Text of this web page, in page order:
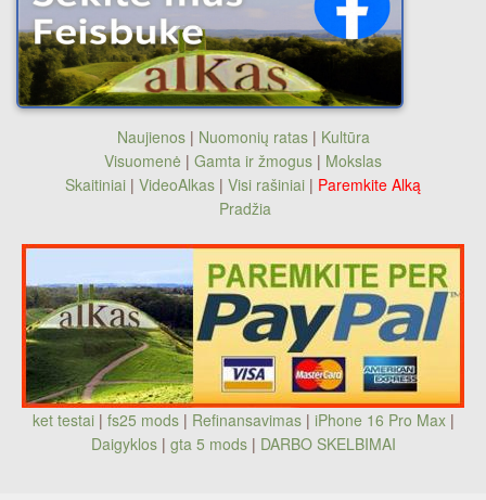
Naujienos| Nuomonių ratas| Kultūra
Visuomenė | Gamta ir žmogus | Mokslas
Skaitiniai | VideoAlkas | Visi rašiniai | Paremkite Alką
Pradžia
ket testai | fs25 mods| Refinansavimas| iPhone 16 Pro Max|
Daigyklos| gta 5 mods | DARBO SKELBIMAI